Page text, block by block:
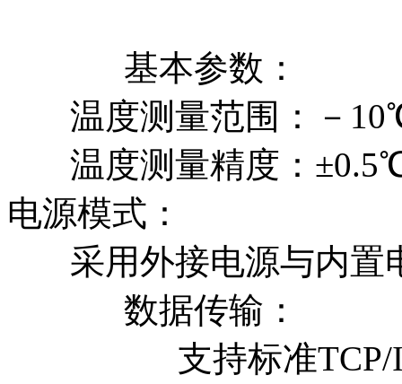
基本参数：
温度测量范围：－
温度测量精度：
电源模式：
采用外接电源与内置
数据传输：
支持标准TCP/IP